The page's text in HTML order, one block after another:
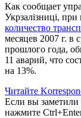
Как сообщает
Укрзалізниці,
количество
месяцев 2007 г. в
прошлого года,
11 аварий, что
на 13%.
Читайте
Если вы
нажмите